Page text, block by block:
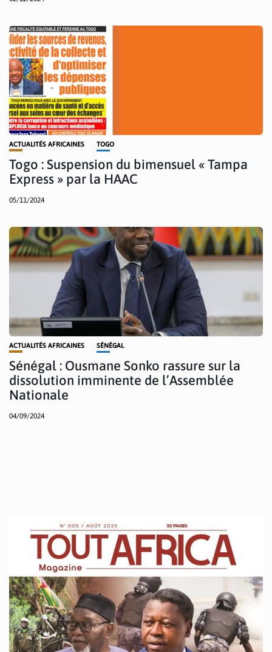
ACTUALITÉS AFRICAINES TOGO
Togo : Suspension du bimensuel « Tampa
Express » par la HAAC
05/11/2024
ACTUALITÉS AFRICAINES SÉNÉGAL
Sénégal : Ousmane Sonko rassure sur la
dissolution imminente de l’Assemblée
Nationale
04/09/2024